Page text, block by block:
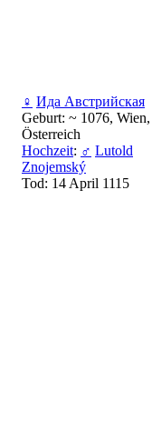
♀ Ида Австрийская
Geburt: ~ 1076, Wien,
Österreich
Hochzeit: ♂ Lutold
Znojemský
Tod: 14 April 1115